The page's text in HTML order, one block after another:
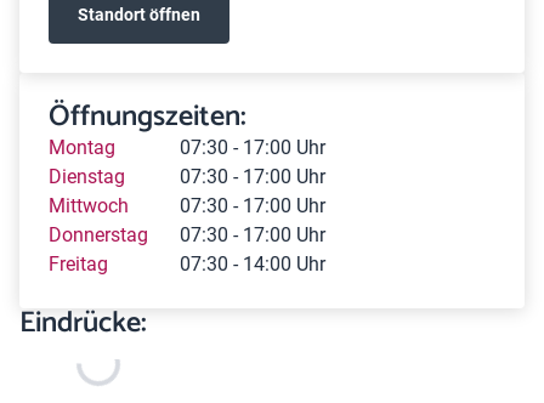
Standort öffnen
Öffnungszeiten:
Montag
07:30 - 17:00 Uhr
Dienstag
07:30 - 17:00 Uhr
Mittwoch
07:30 - 17:00 Uhr
Donnerstag
07:30 - 17:00 Uhr
Freitag
07:30 - 14:00 Uhr
Eindrücke: